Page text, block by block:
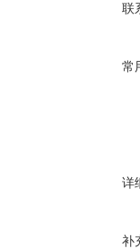
联
常
详
补